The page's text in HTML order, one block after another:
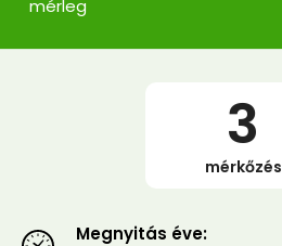
mérleg
3
mérkőzés
Megnyitás éve: